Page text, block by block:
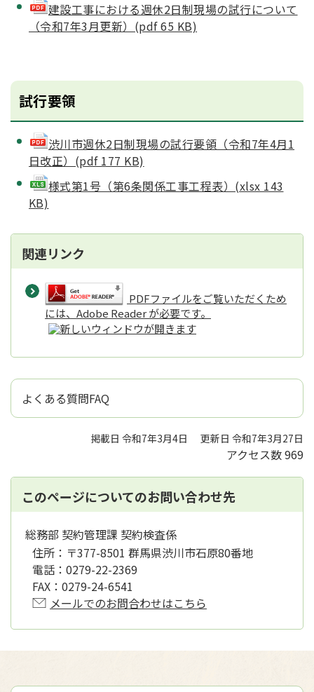
建設工事における週休2日制現場の試行について
（令和7年3月更新）(pdf 65 KB)
試行要領
渋川市週休2日制現場の試行要領（令和7年4月1
日改正）(pdf 177 KB)
様式第1号（第6条関係工事工程表）(xlsx 143
KB)
関連リンク
PDFファイルをご覧いただくため
には、Adobe Reader が必要です。
よくある質問FAQ
掲載日 令和7年3月4日 更新日 令和7年3月27日
アクセス数969
このページについてのお問い合わせ先
総務部 契約管理課 契約検査係
住所： 〒377-8501 群馬県渋川市石原80番地
電話： 0279-22-2369
FAX： 0279-24-6541
メールでのお問合わせはこちら